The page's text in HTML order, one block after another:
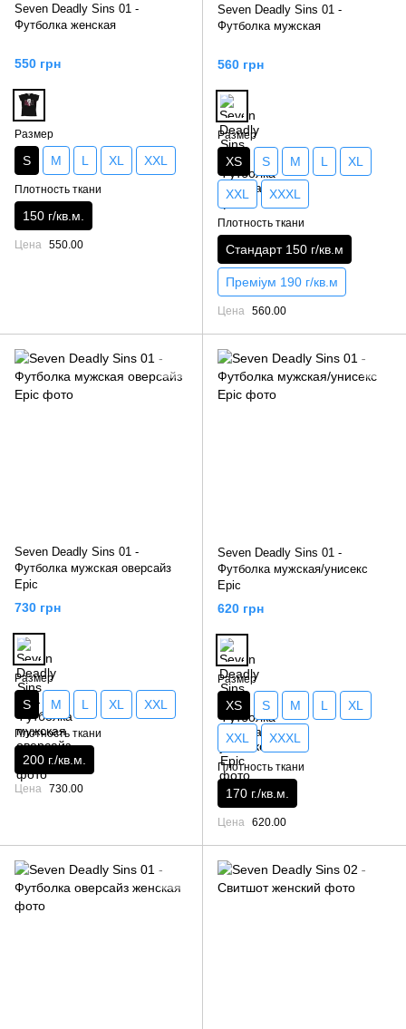
Seven Deadly Sins 01 -
Футболка женская
550 грн
Размер
S M L XL XXL
Плотность ткани
150 г/кв.м.
Цена 550.00
Seven Deadly Sins 01 -
Футболка мужская
560 грн
Размер
XS S M L XL
XXL XXXL
Плотность ткани
Стандарт 150 г/кв.м
Преміум 190 г/кв.м
Цена 560.00
Seven Deadly Sins 01 -
Футболка мужская оверсайз
Epic
730 грн
Размер
S M L XL XXL
Плотность ткани
200 г./кв.м.
Цена 730.00
Seven Deadly Sins 01 -
Футболка мужская/унисекс
Epic
620 грн
Размер
XS S M L XL
XXL XXXL
Плотность ткани
170 г./кв.м.
Цена 620.00